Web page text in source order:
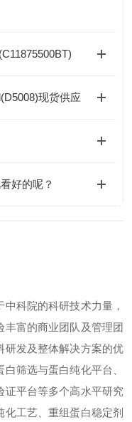
现货供应
好的呢？
科院的科研技术力量，
丰富的商业团队及管理团
研发及整体解决方案的优
筛选与蛋白纯化平台、
证平台等多个高水平研究
工艺、重组蛋白稳定剂